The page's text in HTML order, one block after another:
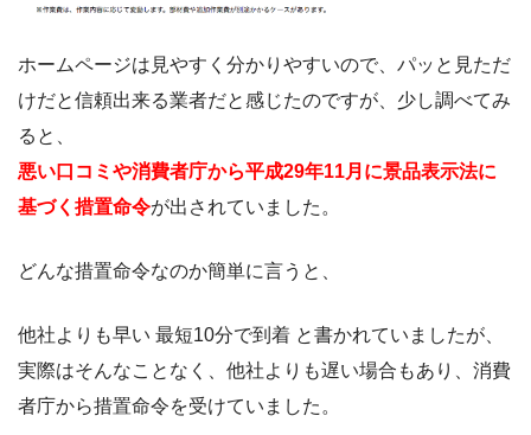
ホームページは見やすく分かりやすいので、パッと見ただ
けだと信頼出来る業者だと感じたのですが、少し調べてみ
ると、
悪い口コミや消費者庁から平成29年11月に景品表示法に
基づく措置命令が出されていました。
どんな措置命令なのか簡単に言うと、
他社よりも早い 最短10分で到着 と書かれていましたが、
実際はそんなことなく、他社よりも遅い場合もあり、消費
者庁から措置命令を受けていました。